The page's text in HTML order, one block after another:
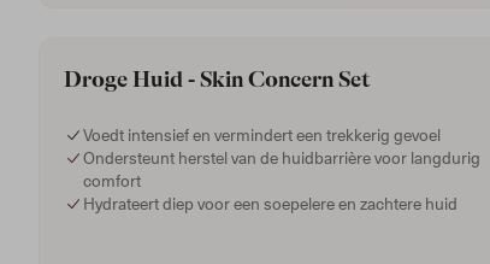
Droge Huid - Skin Concern Set
Voedt intensief en vermindert een trekkerig gevoel
Ondersteunt herstel van de huidbarrière voor langdurig
comfort
Hydrateert diep voor een soepelere en zachtere huid